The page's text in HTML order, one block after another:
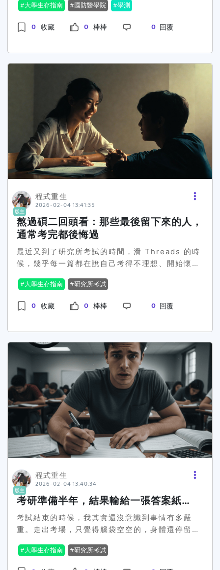
輕鬆，對成績穩定度、抗壓性要求都很高，所以考
前也有心理準備不會太好走。但學測成績真的出來
之後，開始很現實地思考：這樣繼續走下去是不是
驗的學長姐：1️⃣ 以國防醫為目標，這樣的學測成
掉今年，把重心轉向 明年學測（重考） 會比較實
在？原本的想法是：👉 利用現在到明年學測，大
概 10 個月左右 的時間重新準備一次， 把基礎補
齊、成績拉穩。但現實面也讓我很猶豫：● 幾乎沒
有什麼亮眼的學習歷程，走申請感覺很吃虧● 分科
是不是相對單純，比較「考多少算多少」？● 時
間、體力跟家裡資源都有限，很怕選錯方向又多耗
一年想請問有 國防醫、醫學系、分科、或重考經驗
的學長姐，如果以「成功率最高、長遠比較不後
人的意見，先謝謝願意回覆的人
大學生存指南 國防醫學院 學測
0 收藏 0 棒棒 0 回覆
版主
程式重生
2026-02-04 13:41:35
熬過碩二回頭看：那些最後留下來的人，
通常考完都後悔過
最近又到了研究所考試的時間，滑 Threads 的時
候，幾乎每一篇都在說自己考得不理想、開始懷疑
那種在考場外反覆折磨自己的狀態，我也經歷
過。 回頭看當年考完試的自己，只想告訴你們一件
事：走出考場當下的心情，真的不能拿來當最後的
數時候，你一定會記得那些卡住的題目、來不及補
完整的段落，然後開始否定過去幾個月的準備。但
事實是，這種考試從來就不是在比誰零失誤，而是
在看你在壓力最大的情況下，還能留下多少分
數。 你可能會遇到從沒看過的題型，也可能在考場
上突然想不起明明很熟的觀念。這不代表你不夠努
力，而是考試本來就會放大緊張與不安。幾乎所有
人都會遇到這些狀況，真正拉開差距的，是誰能比
較快把情緒收好，繼續往前走。 如果有哪一題讓你
一直放不下，與其反覆後悔，不如把它記下來，當
成下一場考試前一定要補齊的地方。考試還沒全部
空間。 我自己當初準備企研所時，也碰過出題方式
和過去完全不同的考試。當下真的很慌，甚至一度
覺得自己完了，但最後還是提醒自己先把會寫的寫
完。後來才發現，其實不少人都遇到一樣的狀況，
而結果也沒有當時想得那麼糟。 所以想跟你們說，
真正影響後續表現的，往往不是考題難不難，而是
你會不會因為一張考卷，就提前否定整段努力的自
己。 研究所考試是一條長路，不是一場即時宣判。
大學生存指南 研究所考試
0 收藏 0 棒棒 0 回覆
版主
程式重生
2026-02-04 13:40:34
考研準備半年，結果輸給一張答案紙…
考試結束的時候，我其實還沒意識到事情有多嚴
重。走出考場，只覺得腦袋空空的，身體還停留在
我才突然想到一個畫面，然後整個人瞬間清醒！不
對，剛剛是不是哪裡怪怪的？？ 考試一開始，我緊
大學生存指南 研究所考試